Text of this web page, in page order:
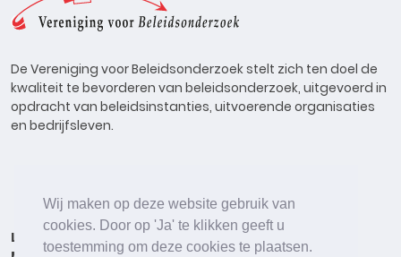
Wij maken op deze website gebruik van
cookies. Door op 'Ja' te klikken geeft u
toestemming om deze cookies te plaatsen.
De Vereniging voor Beleidsonderzoek stelt zich ten doel de
kwaliteit te bevorderen van beleidsonderzoek, uitgevoerd in
opdracht van beleidsinstanties, uitvoerende organisaties
en bedrijfsleven.
Lid worden Onderzoeken Agenda
Vacatures